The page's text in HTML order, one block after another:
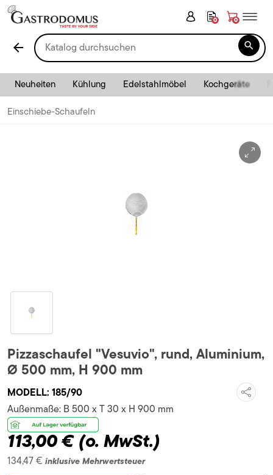
0 0
arrow_back 
Neuheiten Kühlung Edelstahlmöbel Kochgeräte
Einschiebe-Schaufeln
Pizzaschaufel "Vesuvio", rund, Aluminium,
Ø 500 mm, H 900 mm
MODELL: 185/90
Außenmaße: B 500 x T 30 x H 900 mm
113,00 €(o. MwSt.)
134,47 € inklusive Mehrwertsteuer